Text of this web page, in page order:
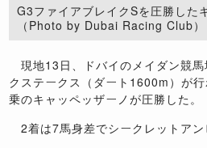
G3ファイアブレイクSを圧勝した
（Photo by Dubai Racing Club）
現地13日、ドバイのメイダン競
クステークス（ダート1600m）が
乗のキャッペッザーノが圧勝した。
2着は7馬身差でシークレットアン